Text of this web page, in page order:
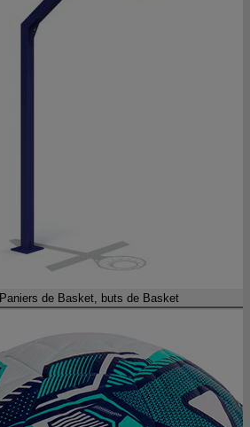
Paniers de Basket, buts de Basket